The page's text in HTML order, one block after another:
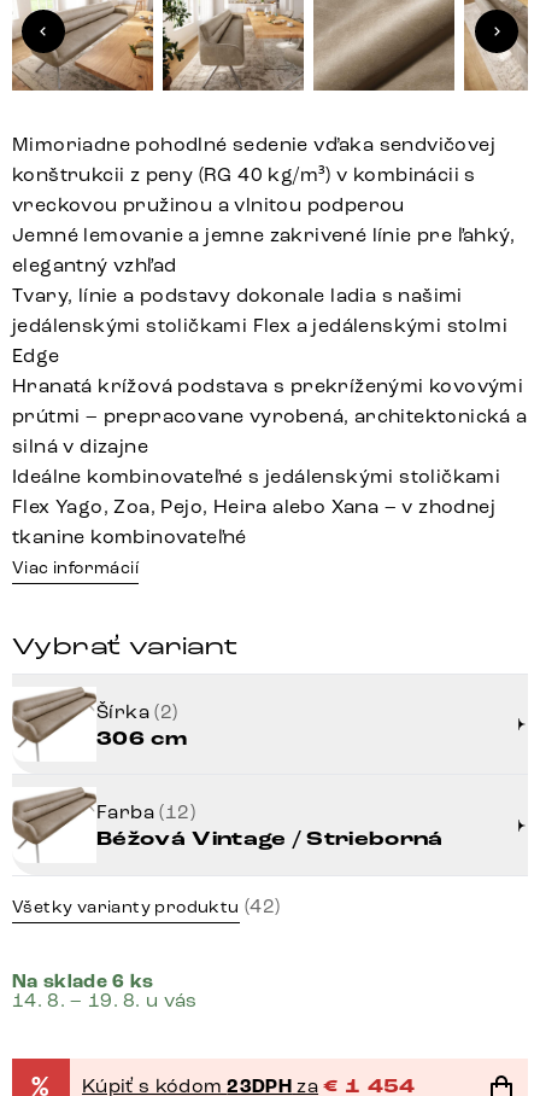
Mimoriadne pohodlné sedenie vďaka sendvičovej
konštrukcii z peny (RG 40 kg/m³) v kombinácii s
vreckovou pružinou a vlnitou podperou
Jemné lemovanie a jemne zakrivené línie pre ľahký,
elegantný vzhľad
Tvary, línie a podstavy dokonale ladia s našimi
jedálenskými stoličkami Flex a jedálenskými stolmi
Edge
Hranatá krížová podstava s prekríženými kovovými
prútmi – prepracovane vyrobená, architektonická a
silná v dizajne
Ideálne kombinovateľné s jedálenskými stoličkami
Flex Yago, Zoa, Pejo, Heira alebo Xana – v zhodnej
tkanine kombinovateľné
Viac informácií
Vybrať variant
Šírka(2)
306 cm
Farba(12)
Béžová Vintage / Strieborná
Všetky varianty produktu (42)
Na sklade 6 ks
14. 8. – 19. 8. u vás
% Kúpiť s kódom23DPH za € 1 454